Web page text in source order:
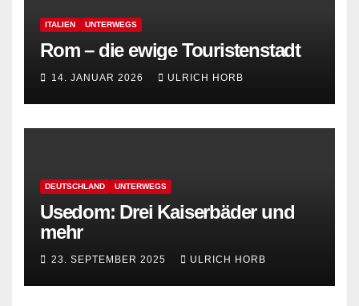
ITALIEN UNTERWEGS
Rom – die ewige Touristenstadt
14. JANUAR 2026 ULRICH HORB
DEUTSCHLAND UNTERWEGS
Usedom: Drei Kaiserbäder und
mehr
23. SEPTEMBER 2025 ULRICH HORB